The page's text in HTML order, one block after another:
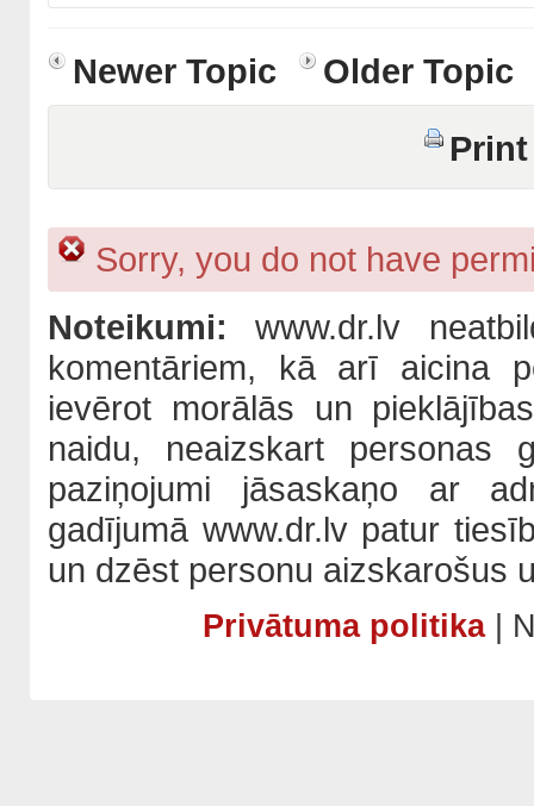
Newer Topic
Older Topic
Sorry, you do not have
Noteikumi:www.dr.lv
komentāriem, kā arī aicina
ievērot morālās un
naidu, neaizskart personas
paziņojumi jāsaskaņo ar
gadījumā www.dr.lv patur
un dzēst personu aizskarošus
Privātuma politika|